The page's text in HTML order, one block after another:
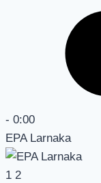
- 0:00
EPA Larnaka
1 2